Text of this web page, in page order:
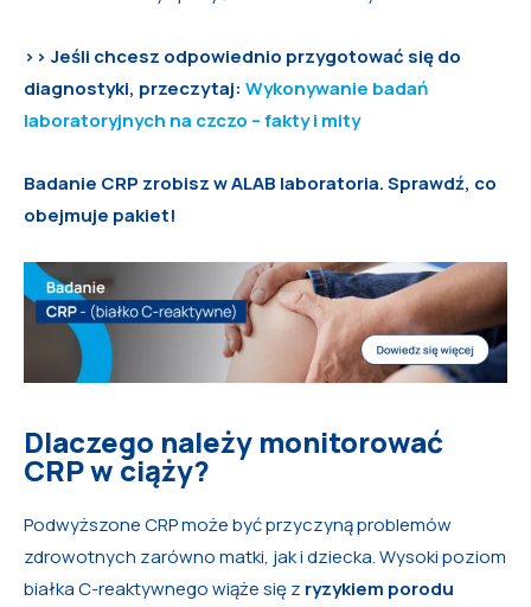
>> Jeśli chcesz odpowiednio przygotować się do
diagnostyki, przeczytaj: Wykonywanie badań
laboratoryjnych na czczo – fakty i mity
Badanie CRP zrobisz w ALAB laboratoria. Sprawdź, co
obejmuje pakiet!
Dlaczego należy monitorować
CRP w ciąży?
Podwyższone CRP może być przyczyną problemów
zdrowotnych zarówno matki, jak i dziecka. Wysoki poziom
białka C-reaktywnego wiąże się z ryzykiem porodu